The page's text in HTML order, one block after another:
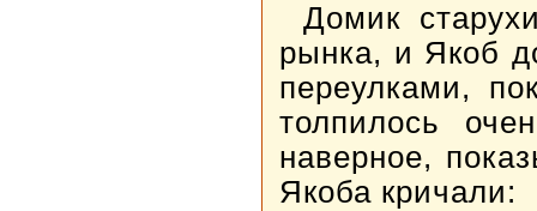
Домик
рынка, и Якоб
переулками,
толпилось
наверное,
Якоба кричали: